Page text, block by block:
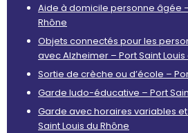
Aide à domicile personne âgée
Rhône
Objets connectés pour les
avec Alzheimer – Port Saint Louis
Sortie de crèche ou d’école –
Garde ludo-éducative – Port
Garde avec horaires variables
Saint Louis du Rhône